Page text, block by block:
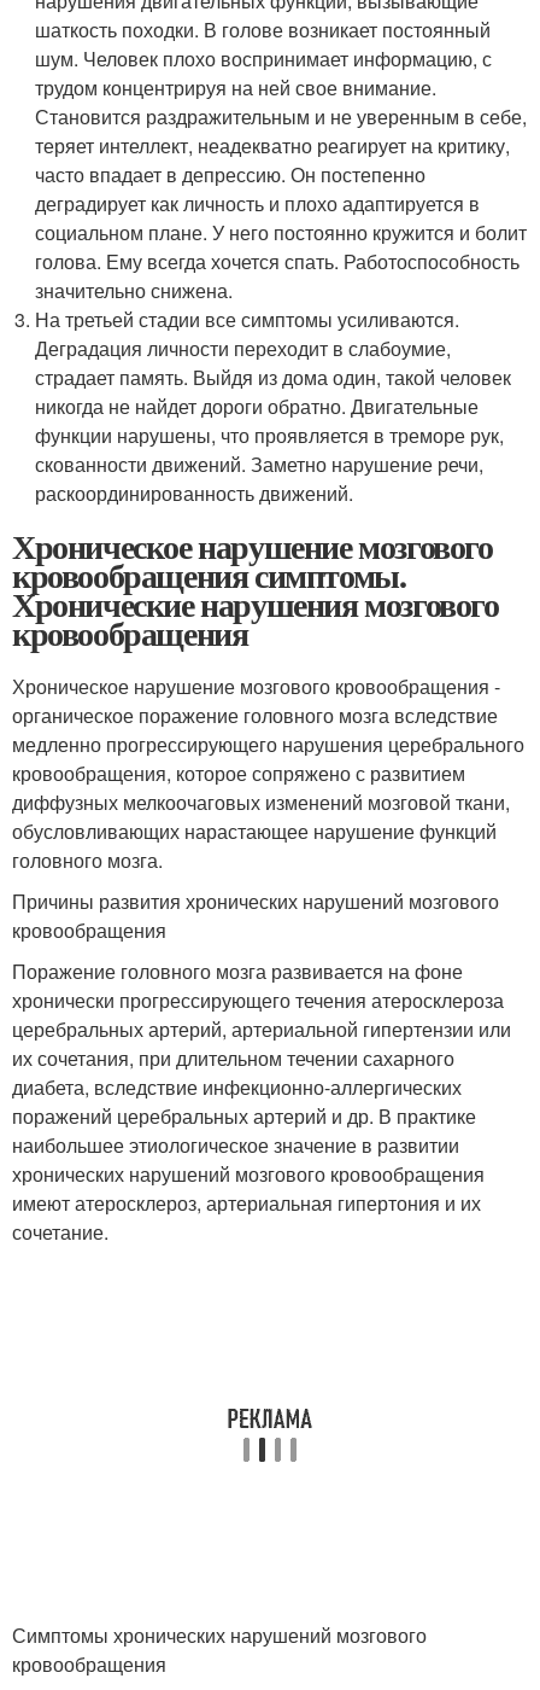
шаткость походки. В голове возникает постоянный
шум. Человек плохо воспринимает информацию, с
трудом концентрируя на ней свое внимание.
Становится раздражительным и не уверенным в себе,
теряет интеллект, неадекватно реагирует на критику,
часто впадает в депрессию. Он постепенно
деградирует как личность и плохо адаптируется в
социальном плане. У него постоянно кружится и болит
голова. Ему всегда хочется спать. Работоспособность
значительно снижена.
На третьей стадии все симптомы усиливаются.
Деградация личности переходит в слабоумие,
страдает память. Выйдя из дома один, такой человек
никогда не найдет дороги обратно. Двигательные
функции нарушены, что проявляется в треморе рук,
скованности движений. Заметно нарушение речи,
раскоординированность движений.
Хроническое нарушение мозгового
кровообращения симптомы.
Хронические нарушения мозгового
кровообращения
Хроническое нарушение мозгового кровообращения -
органическое поражение головного мозга вследствие
медленно прогрессирующего нарушения церебрального
кровообращения, которое сопряжено с развитием
диффузных мелкоочаговых изменений мозговой ткани,
обусловливающих нарастающее нарушение функций
головного мозга.
Причины развития хронических нарушений мозгового
кровообращения
Поражение головного мозга развивается на фоне
хронически прогрессирующего течения атеросклероза
церебральных артерий, артериальной гипертензии или
их сочетания, при длительном течении сахарного
диабета, вследствие инфекционно-аллергических
поражений церебральных артерий и др. В практике
наибольшее этиологическое значение в развитии
хронических нарушений мозгового кровообращения
имеют атеросклероз, артериальная гипертония и их
сочетание.
Симптомы хронических нарушений мозгового
кровообращения